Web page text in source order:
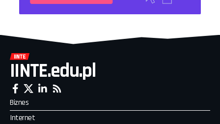
IINTE.edu.pl
Biznes
Internet